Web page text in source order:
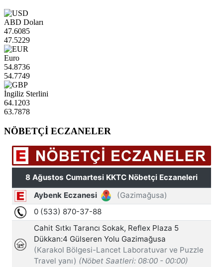
ABD Doları
47.6085
47.5229
Euro
54.8736
54.7749
İngiliz Sterlini
64.1203
63.7878
NÖBETÇİ ECZANELER